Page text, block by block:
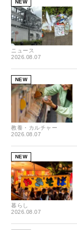
NEW
ニュース
2026.08.07
NEW
教養・カルチャー
2026.08.07
NEW
暮らし
2026.08.07